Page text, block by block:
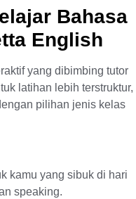
Bahasa
English
yang dibimbing tutor
latihan lebih terstruktur,
pilihan jenis kelas
kamu yang sibuk di hari
speaking.